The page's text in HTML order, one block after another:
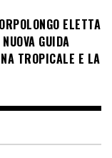
ELETTA
GUIDA
TROPICALE E LA